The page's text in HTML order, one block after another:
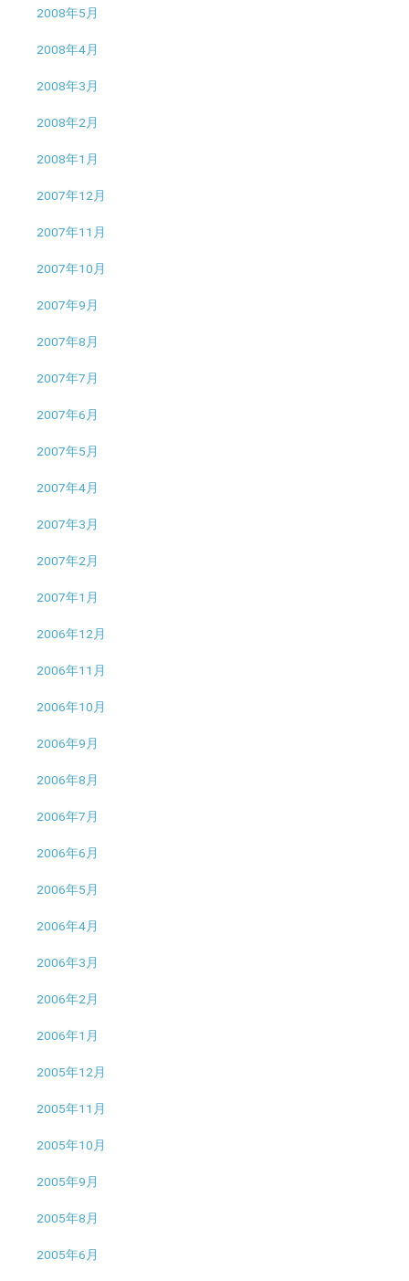
2008年5月
2008年4月
2008年3月
2008年2月
2008年1月
2007年12月
2007年11月
2007年10月
2007年9月
2007年8月
2007年7月
2007年6月
2007年5月
2007年4月
2007年3月
2007年2月
2007年1月
2006年12月
2006年11月
2006年10月
2006年9月
2006年8月
2006年7月
2006年6月
2006年5月
2006年4月
2006年3月
2006年2月
2006年1月
2005年12月
2005年11月
2005年10月
2005年9月
2005年8月
2005年6月